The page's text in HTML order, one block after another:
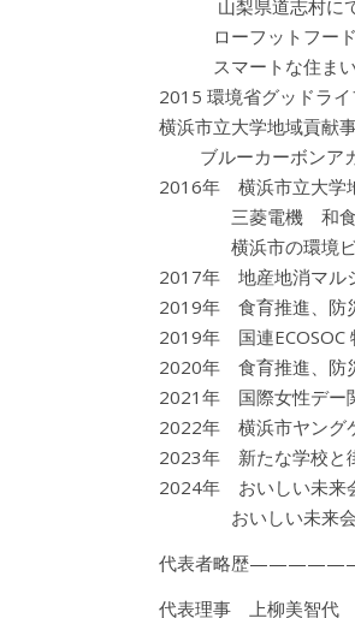
山梨県道志村にて森
ローフットフード講
スマートな住まい・
2015 環境省グッドラ
横浜市立大学地域貢献
ブルーカーボンアカ
2016年 横浜市立大学
三菱電機 和食の
横浜市の環境ビジ
2017年 地産地消マル
2019年 食育推進、防
2019年 国連ECOSOC
2020年 食育推進、防
2021年 国際女性デー
2022年 横浜市ヤング
2023年 新たな学校と
2024年 おいしい未来
おいしい未来会
代表者略歴
代表理事 上柳美智代